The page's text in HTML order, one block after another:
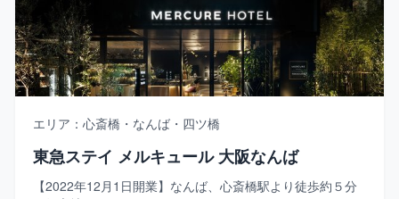
エリア：心斎橋・なんば・四ツ橋
東急ステイ メルキュール 大阪なんば
【2022年12月1日開業】なんば、心斎橋駅より徒歩約５分